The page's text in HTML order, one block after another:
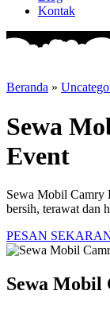
Kontak
Beranda »
Sewa
Event
Sewa Mobil Camry
bersih, terawat dan
PESAN
Sewa Mobil